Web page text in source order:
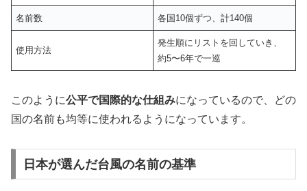
名前数 各国10個ずつ、計140個
使用方法
発生順にリストを回していき、
約5〜6年で一巡
このように公平で国際的な仕組みになっているので、どの
国の名前も均等に使われるようになっています。
日本が選んだ台風の名前の基準